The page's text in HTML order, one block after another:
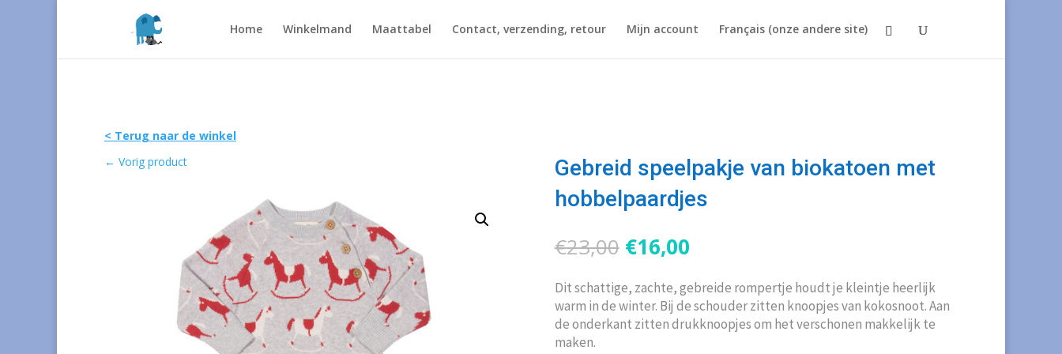
Home Winkelmand Maattabel Contact, verzending, retour Mijn account Français (onze andere site)
< Terug naar de winkel
← Vorig product
Gebreid speelpakje van biokatoen met
hobbelpaardjes
€23,00 Oorspronkelijke
prijs
was:
€23,00.
€16,00Huidige
is:
€16,00.
Dit schattige, zachte, gebreide rompertje houdt je kleintje heerlijk
warm in de winter. Bij de schouder zitten knoopjes van kokosnoot. Aan
de onderkant zitten drukknoopjes om het verschonen makkelijk te
maken.